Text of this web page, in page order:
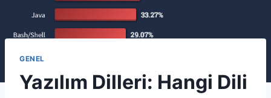
GENEL
Yazılım Dilleri: Hangi Dili